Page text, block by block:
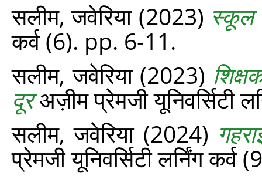
सलीम, जवेरिया(2023) स्कूल
कर्व (6). pp. 6-11.
सलीम, जवेरिया(2023)
दूरअज़ीम प्रेमजी यूनिवर्सिटी
सलीम, जवेरिया(2024)
प्रेमजी यूनिवर्सिटी लर्निंग